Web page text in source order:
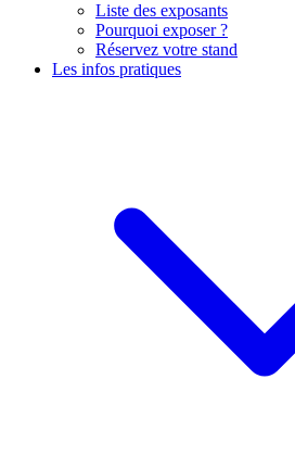
Liste des exposants
Pourquoi exposer ?
Réservez votre stand
Les infos pratiques